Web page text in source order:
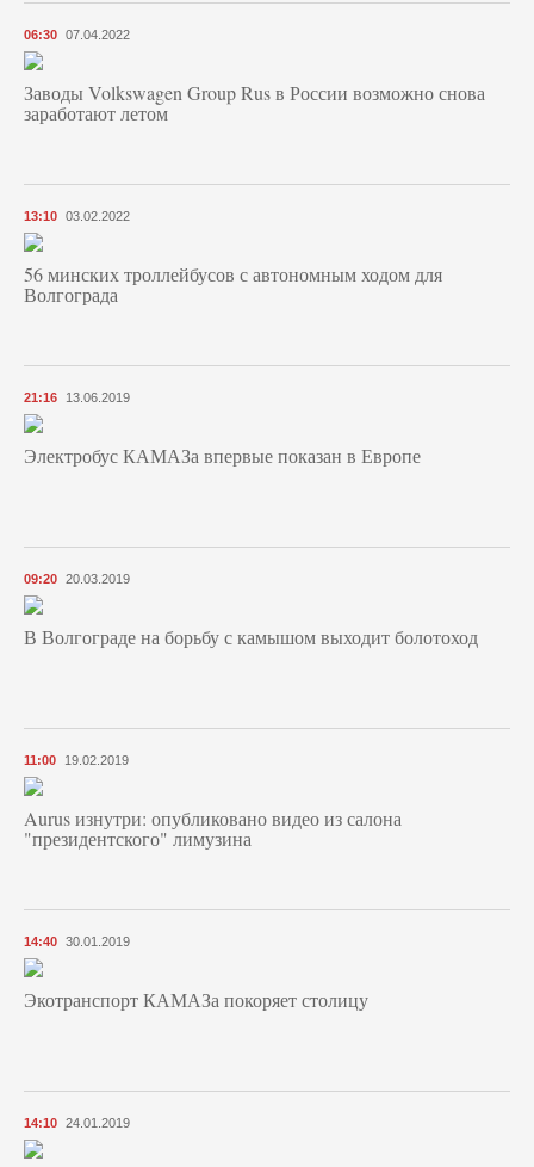
06:30 07.04.2022
Заводы Volkswagen Group Rus в России возможно снова
заработают летом
13:10 03.02.2022
56 минских троллейбусов с автономным ходом для
Волгограда
21:16 13.06.2019
Электробус КАМАЗа впервые показан в Европе
09:20 20.03.2019
В Волгограде на борьбу с камышом выходит болотоход
11:00 19.02.2019
Aurus изнутри: опубликовано видео из салона
"президентского" лимузина
14:40 30.01.2019
Экотранспорт КАМАЗа покоряет столицу
14:10 24.01.2019